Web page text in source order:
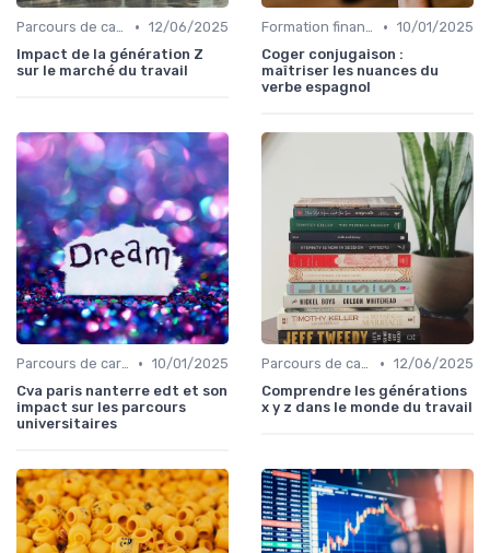
Parcours de carrière en finance • 12/06/2025
Impact de la génération Z
sur le marché du travail
Formation finance & upskilling • 10/01/2025
Coger conjugaison :
maîtriser les nuances du
verbe espagnol
Parcours de carrière en finance • 10/01/2025
Cva paris nanterre edt et son
impact sur les parcours
universitaires
Parcours de carrière en finance • 12/06/2025
Comprendre les générations
x y z dans le monde du travail